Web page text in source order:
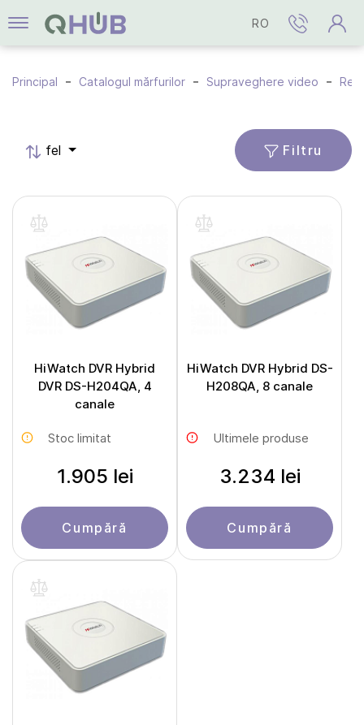
RO
Principal Catalogul mărfurilor Supraveghere video
fel Filtru
HiWatch DVR Hybrid
DVR DS-H204QA, 4
canale
Stoc limitat
1.905 lei
Cumpără
HiWatch DVR Hybrid DS-
H208QA, 8 canale
Ultimele produse
3.234 lei
Cumpără